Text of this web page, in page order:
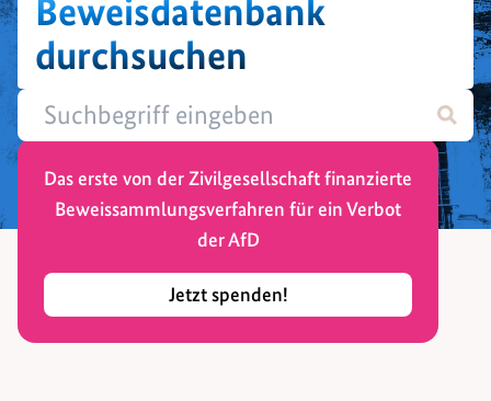
Beweisdatenbank
durchsuchen
Das erste von der Zivilgesellschaft finanzierte
Beweissammlungsverfahren für ein Verbot
der AfD
Jetzt spenden!